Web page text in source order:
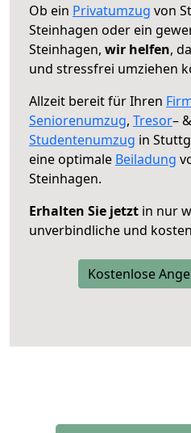
Ob ein Privatumzug von
Steinhagen oder ein
Steinhagen, wir helfen,
und stressfrei umziehen
Allzeit bereit für Ihren
Seniorenumzug, Tresor– &
Studentenumzug in
eine optimale Beiladung
Steinhagen.
Erhalten Sie jetzt in nur
unverbindliche und
Kostenlose